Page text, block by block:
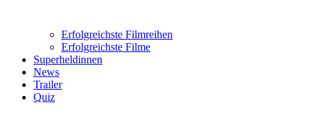
Erfolgreichste Filmreihen
Erfolgreichste Filme
Superheldinnen
News
Trailer
Quiz